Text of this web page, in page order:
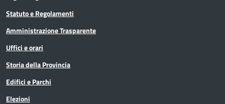
Statuto e Regolamenti
Amministrazione Trasparente
Uffici e orari
Storia della Provincia
Edifici e Parchi
Elezioni